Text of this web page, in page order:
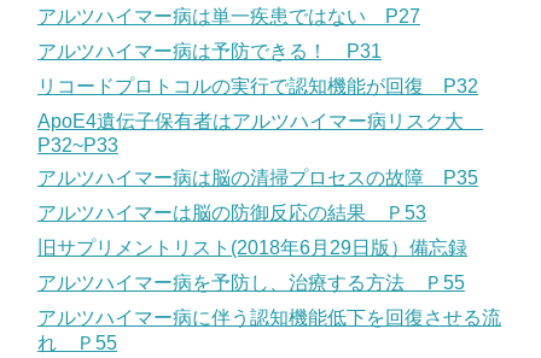
アルツハイマー病は単一疾患ではない P27
アルツハイマー病は予防できる！ P31
リコードプロトコルの実行で認知機能が回復 P32
ApoE4遺伝子保有者はアルツハイマー病リスク大
P32~P33
アルツハイマー病は脳の清掃プロセスの故障 P35
アルツハイマーは脳の防御反応の結果 Ｐ53
旧サプリメントリスト(2018年6月29日版）備忘録
アルツハイマー病を予防し、治療する方法 Ｐ55
アルツハイマー病に伴う認知機能低下を回復させる流
れ Ｐ55